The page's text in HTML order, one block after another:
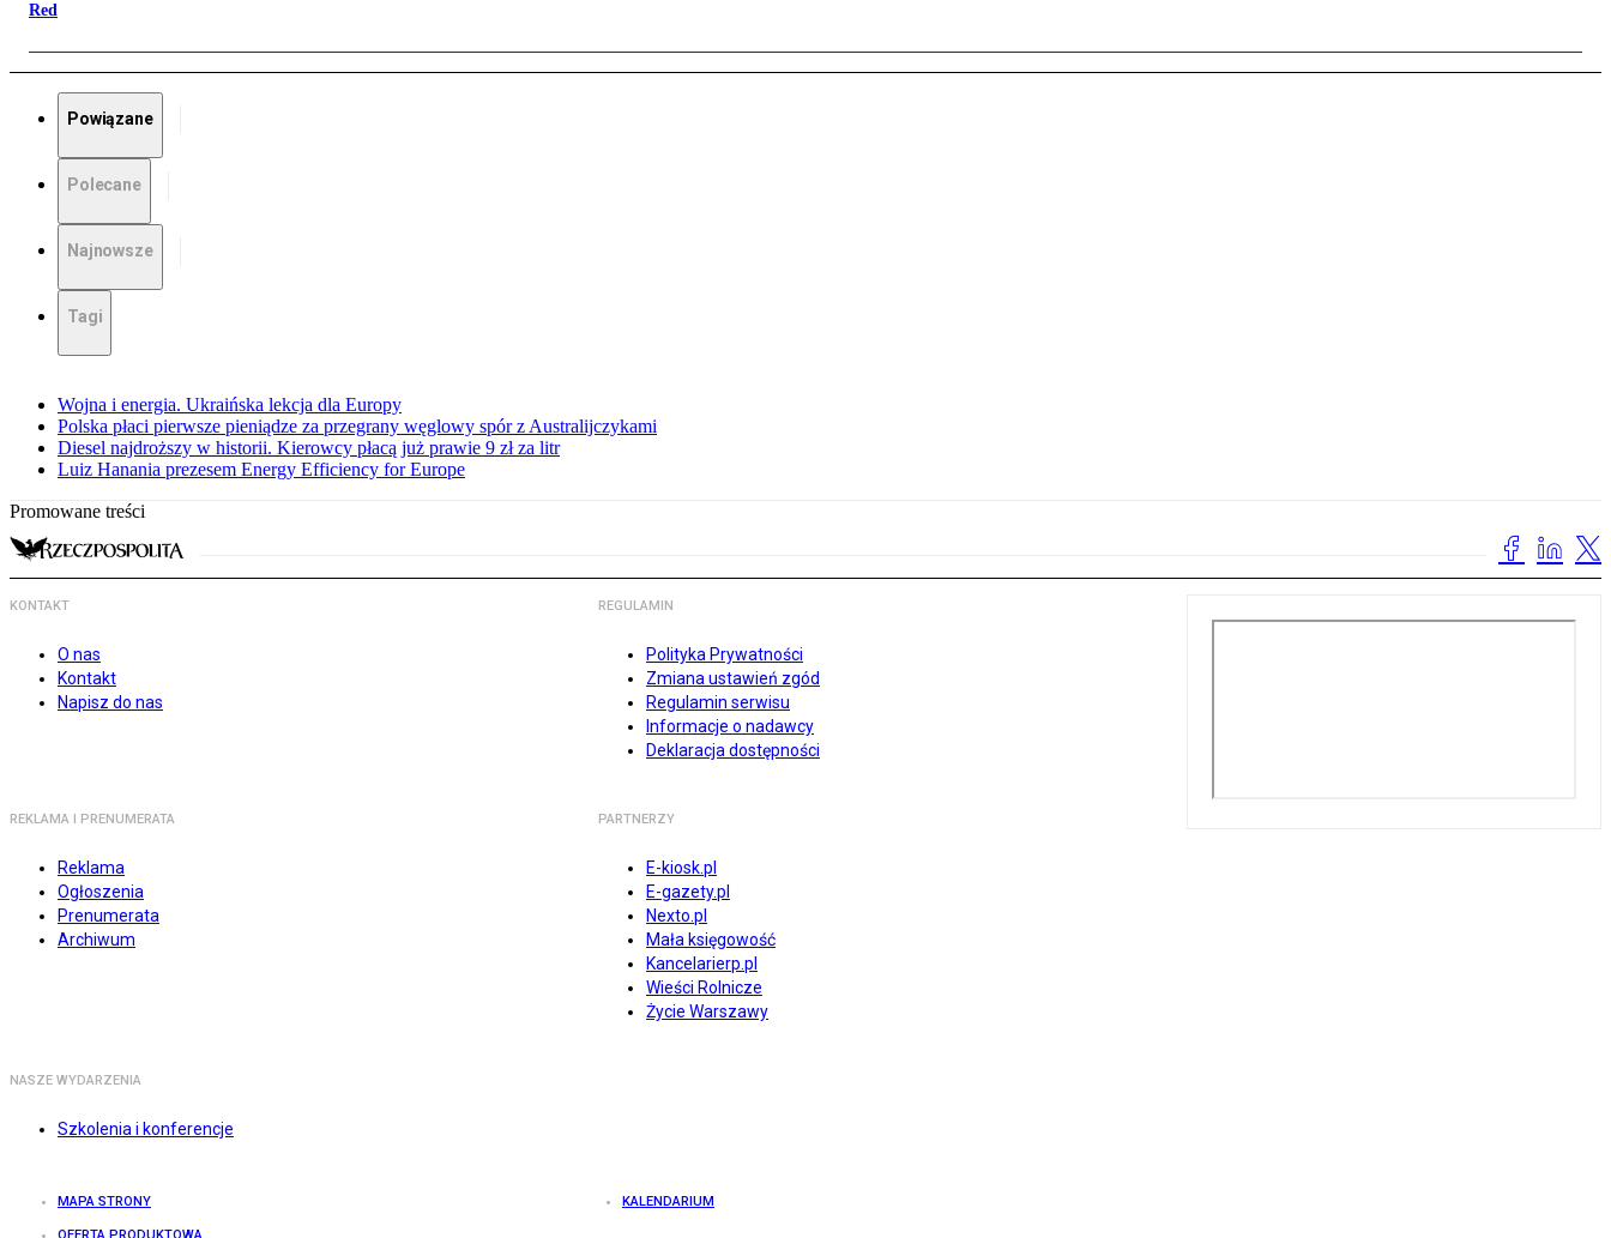
Red
Powiązane
Polecane
Najnowsze
Tagi
Wojna i energia. Ukraińska lekcja dla Europy
Polska płaci pierwsze pieniądze za przegrany węglowy spór z Australijczykami
Diesel najdroższy w historii. Kierowcy płacą już prawie 9 zł za litr
Luiz Hanania prezesem Energy Efficiency for Europe
Promowane treści
KONTAKT
O nas
Kontakt
Napisz do nas
REGULAMIN
Polityka Prywatności
Zmiana ustawień zgód
Regulamin serwisu
Informacje o nadawcy
Deklaracja dostępności
REKLAMA I PRENUMERATA
Reklama
Ogłoszenia
Prenumerata
Archiwum
PARTNERZY
E-kiosk.pl
E-gazety.pl
Nexto.pl
Mała księgowość
Kancelarierp.pl
Wieści Rolnicze
Życie Warszawy
NASZE WYDARZENIA
Szkolenia i konferencje
MAPA STRONY KALENDARIUM